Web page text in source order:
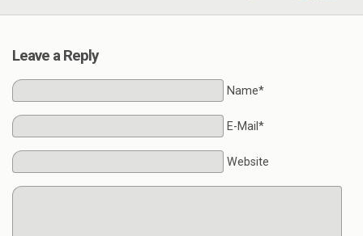
Leave a Reply
Name*
E-Mail*
Website